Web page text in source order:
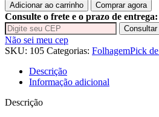
Adicionar ao carrinho Comprar agora
Consulte o frete e o prazo de entrega:
Consultar
Não sei meu cep
SKU: 105 Categorias: FolhagemPick
Descrição
Informação adicional
Descrição